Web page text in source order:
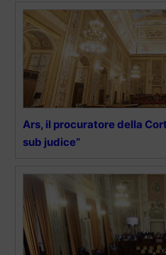
Ars, il procuratore della
sub judice”